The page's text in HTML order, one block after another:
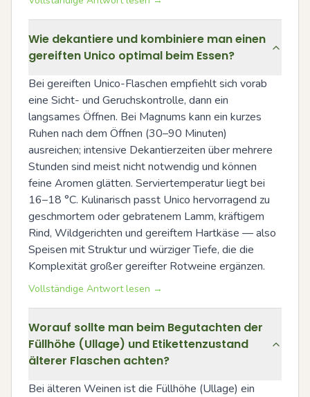
Wie dekantiere und kombiniere man einen
gereiften Unico optimal beim Essen?
Bei gereiften Unico-Flaschen empfiehlt sich vorab
eine Sicht- und Geruchskontrolle, dann ein
langsames Öffnen. Bei Magnums kann ein kurzes
Ruhen nach dem Öffnen (30–90 Minuten)
ausreichen; intensive Dekantierzeiten über mehrere
Stunden sind meist nicht notwendig und können
feine Aromen glätten. Serviertemperatur liegt bei
16–18 °C. Kulinarisch passt Unico hervorragend zu
geschmortem oder gebratenem Lamm, kräftigem
Rind, Wildgerichten und gereiftem Hartkäse — also
Speisen mit Struktur und würziger Tiefe, die die
Komplexität großer gereifter Rotweine ergänzen.
Vollständige Antwort lesen →
Worauf sollte man beim Begutachten der
Füllhöhe (Ullage) und Etikettenzustand
älterer Flaschen achten?
Bei älteren Weinen ist die Füllhöhe (Ullage) ein